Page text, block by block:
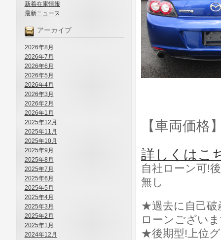
新着在庫情報
最新ニュース
アーカイブ
2026年8月
2026年7月
2026年6月
2026年5月
2026年4月
2026年3月
2026年2月
2026年1月
2025年12月
2025年11月
2025年10月
2025年9月
2025年8月
2025年7月
2025年6月
2025年5月
2025年4月
2025年3月
2025年2月
2025年1月
2024年12月
【車両価格
詳しくはこ
自社ローン可!
無し
★過去に自己破
ローンござい
★後期型!上位